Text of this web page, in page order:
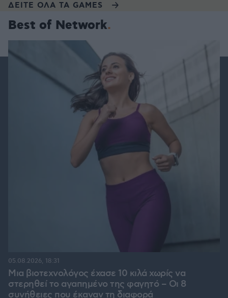
ΔΕΙΤΕ ΟΛΑ ΤΑ GAMES
Best of Network
Μια βιοτεχνολόγος έχασε 10 κιλά χωρίς να
στερηθεί το αγαπημένο της φαγητό – Οι 8
συνήθειες που έκαναν τη διαφορά
05.08.2026, 18:31